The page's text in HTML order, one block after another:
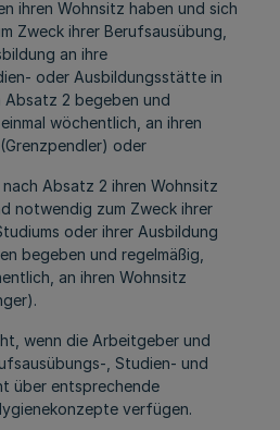
ihren Wohnsitz haben und sich
Zweck ihrer Berufsausübung,
an ihre
oder Ausbildungsstätte in
Absatz 2 begeben und
wöchentlich, an ihren
oder
Absatz 2 ihren Wohnsitz
notwendig zum Zweck ihrer
oder ihrer Ausbildung
begeben und regelmäßig,
an ihren Wohnsitz
wenn die Arbeitgeber und
, Studien- und
über entsprechende
verfügen.